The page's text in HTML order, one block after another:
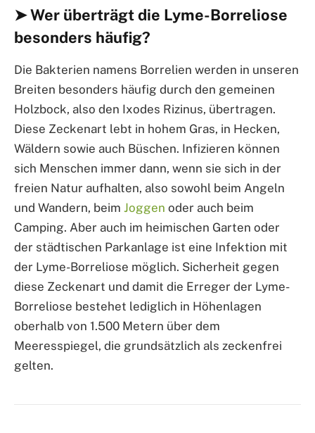
➤ Wer überträgt die Lyme-Borreliose
besonders häufig?
Die Bakterien namens Borrelien werden in unseren
Breiten besonders häufig durch den gemeinen
Holzbock, also den Ixodes Rizinus, übertragen.
Diese Zeckenart lebt in hohem Gras, in Hecken,
Wäldern sowie auch Büschen. Infizieren können
sich Menschen immer dann, wenn sie sich in der
freien Natur aufhalten, also sowohl beim Angeln
und Wandern, beim Joggen oder auch beim
Camping. Aber auch im heimischen Garten oder
der städtischen Parkanlage ist eine Infektion mit
der Lyme-Borreliose möglich. Sicherheit gegen
diese Zeckenart und damit die Erreger der Lyme-
Borreliose bestehet lediglich in Höhenlagen
oberhalb von 1.500 Metern über dem
Meeresspiegel, die grundsätzlich als zeckenfrei
gelten.